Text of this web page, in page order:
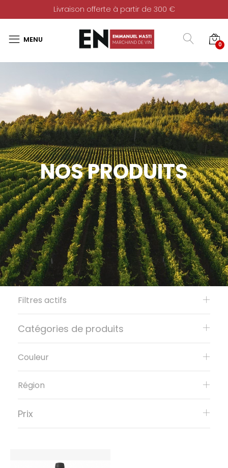
Livraison offerte à partir de 300 €
0
NOS PRODUITS
Filtres actifs
Catégories de produits
Couleur
Région
Prix